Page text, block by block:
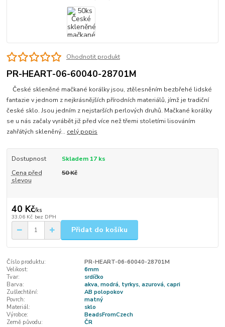
Ohodnotit produkt
PR-HEART-06-60040-28701M
České skleněné mačkané korálky jsou, ztělesněním bezbřehé lidské
fantazie v jednom z nejkrásnějších přírodních materiálů, jímž je tradiční
české sklo. Jsou jedním z nejstarších perlových druhů. Mačkané korálky
se u nás začaly vyrábět již před více než třemi stoletími lisováním
zahřátých skleněný... celý popis
Dostupnost
Skladem 17 ks
Cena před
slevou
50 Kč
40 Kč/ks
33,06 Kč bez DPH
Přidat do košíku
Číslo produktu:
PR-HEART-06-60040-28701M
Velikost:
6mm
Tvar:
srdíčko
Barva:
akva, modrá, tyrkys, azurová, capri
Zušlechtění:
AB polopokov
Povrch:
matný
Materiál:
sklo
Výrobce:
BeadsFromCzech
Země původu:
ČR